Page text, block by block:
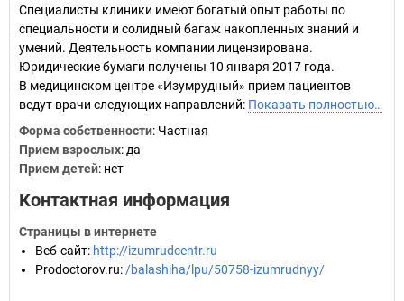
Специалисты клиники имеют богатый опыт работы по
специальности и солидный багаж накопленных знаний и
умений. Деятельность компании лицензирована.
Юридические бумаги получены 10 января 2017 года.
В медицинском центре «Изумрудный» прием пациентов
ведут врачи следующих направлений: Показать полностью…
Форма собственности: Частная
Прием взрослых: да
Прием детей: нет
Контактная информация
Страницы в интернете
Веб-сайт: http://izumrudcentr.ru
Prodoctorov.ru: /balashiha/lpu/50758-izumrudnyy/